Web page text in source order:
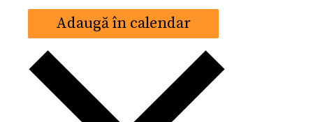
Adaugă în calendar